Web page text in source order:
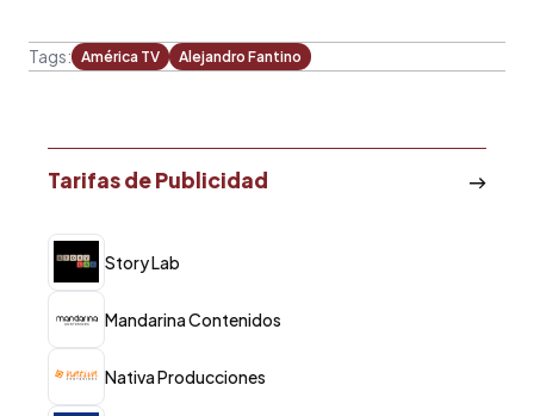
Tags: América TV Alejandro Fantino
Tarifas de Publicidad
Story Lab
Mandarina Contenidos
Nativa Producciones